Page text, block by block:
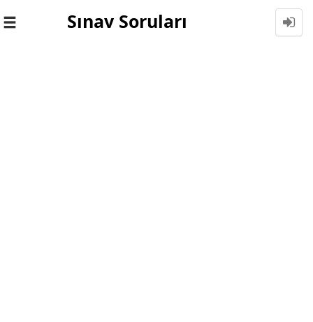
Toggle
Sınav Soruları